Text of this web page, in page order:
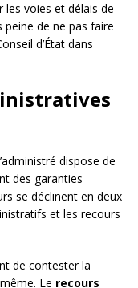
les voies et délais de
de ne pas faire
d’État dans
dispose de
des garanties
se déclinent en deux
et les recours
de contester la
Le recours